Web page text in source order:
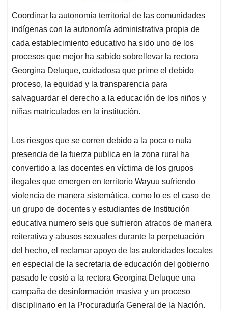
Coordinar la autonomía territorial de las comunidades
indígenas con la autonomía administrativa propia de
cada establecimiento educativo ha sido uno de los
procesos que mejor ha sabido sobrellevar la rectora
Georgina Deluque, cuidadosa que prime el debido
proceso, la equidad y la transparencia para
salvaguardar el derecho a la educación de los niños y
niñas matriculados en la institución.
Los riesgos que se corren debido a la poca o nula
presencia de la fuerza publica en la zona rural ha
convertido a las docentes en víctima de los grupos
ilegales que emergen en territorio Wayuu sufriendo
violencia de manera sistemática, como lo es el caso de
un grupo de docentes y estudiantes de Institución
educativa numero seis que sufrieron atracos de manera
reiterativa y abusos sexuales durante la perpetuación
del hecho, el reclamar apoyo de las autoridades locales
en especial de la secretaria de educación del gobierno
pasado le costó a la rectora Georgina Deluque una
campaña de desinformación masiva y un proceso
disciplinario en la Procuraduría General de la Nación.